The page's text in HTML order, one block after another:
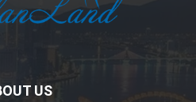
US